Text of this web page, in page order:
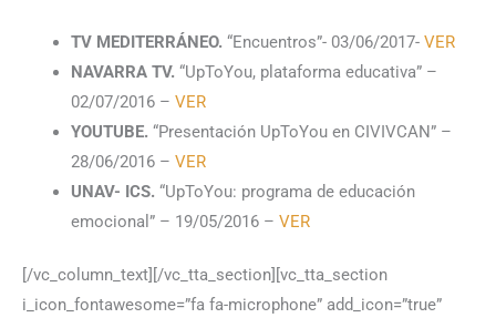
TV MEDITERRÁNEO. “Encuentros”- 03/06/2017- VER
NAVARRA TV. “UpToYou, plataforma educativa” –
02/07/2016 – VER
YOUTUBE. “Presentación UpToYou en CIVIVCAN” –
28/06/2016 – VER
UNAV- ICS. “UpToYou: programa de educación
emocional” – 19/05/2016 – VER
[/vc_column_text][/vc_tta_section][vc_tta_section
i_icon_fontawesome=”fa fa-microphone” add_icon=”true”